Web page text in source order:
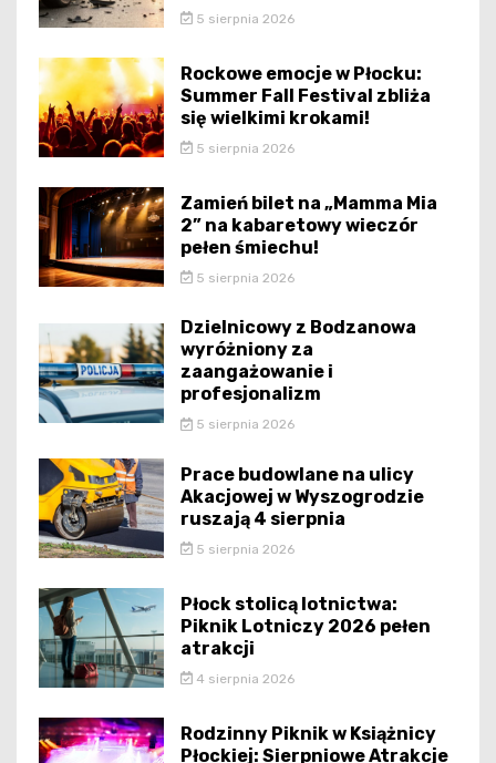
5 sierpnia 2026
Rockowe emocje w Płocku:
Summer Fall Festival zbliża
się wielkimi krokami!
5 sierpnia 2026
Zamień bilet na „Mamma Mia
2” na kabaretowy wieczór
pełen śmiechu!
5 sierpnia 2026
Dzielnicowy z Bodzanowa
wyróżniony za
zaangażowanie i
profesjonalizm
5 sierpnia 2026
Prace budowlane na ulicy
Akacjowej w Wyszogrodzie
ruszają 4 sierpnia
5 sierpnia 2026
Płock stolicą lotnictwa:
Piknik Lotniczy 2026 pełen
atrakcji
4 sierpnia 2026
Rodzinny Piknik w Książnicy
Płockiej: Sierpniowe Atrakcje